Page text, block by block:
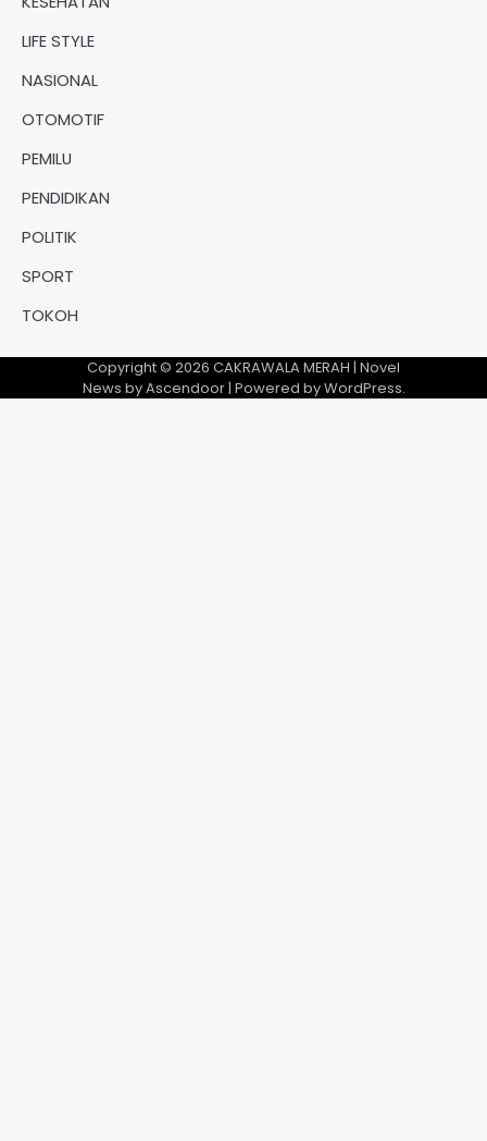
LIFE STYLE
NASIONAL
OTOMOTIF
PEMILU
PENDIDIKAN
POLITIK
SPORT
TOKOH
Copyright © 2026 CAKRAWALA MERAH | Novel
News byAscendoor| Powered byWordPress.